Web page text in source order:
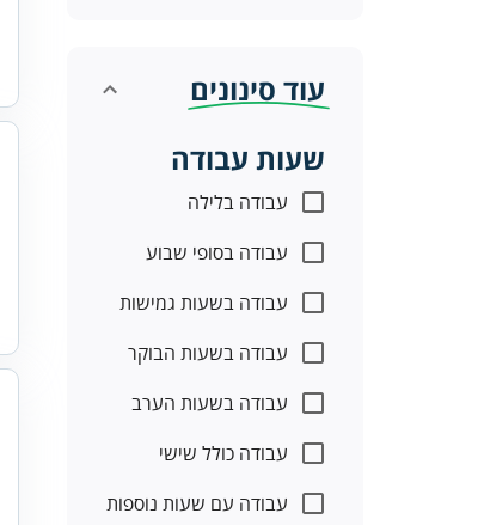
עוד סינונים
שעות עבודה
עבודה בלילה
עבודה בסופי שבוע
עבודה בשעות גמישות
עבודה בשעות הבוקר
עבודה בשעות הערב
עבודה כולל שישי
עבודה עם שעות נוספות